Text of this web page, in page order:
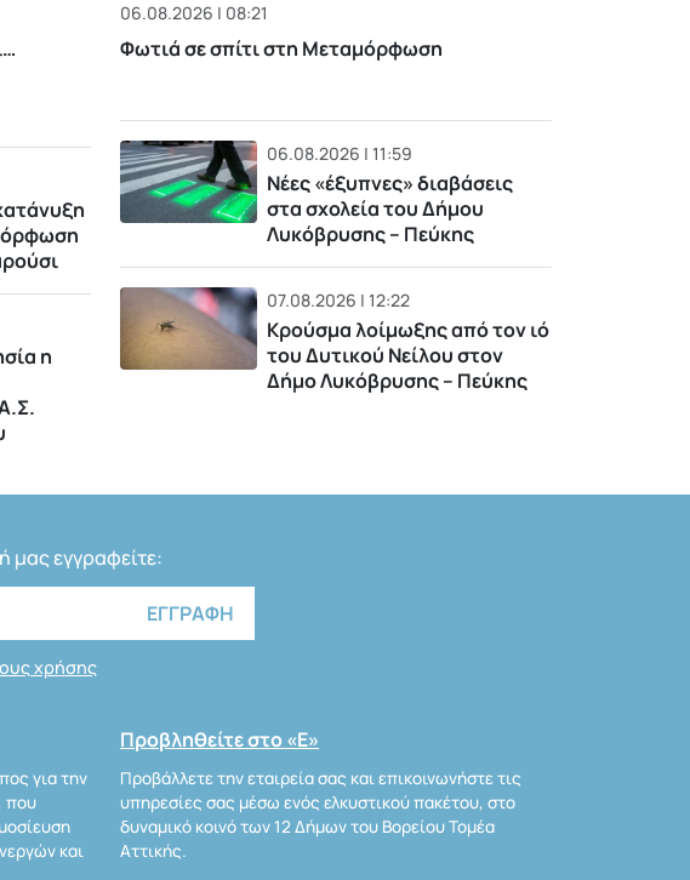
η
06.08.2026 | 08:21
Φωτιά σε σπίτι στη Μεταμόρφωση
06.08.2026 | 11:59
Νέες «έξυπνες» διαβάσεις
στα σχολεία του Δήμου
Λυκόβρυσης – Πεύκης
07.08.2026 | 12:22
Κρούσμα λοίμωξης από τον ιό
του Δυτικού Νείλου στον
Δήμο Λυκόβρυσης – Πεύκης
μας εγγραφείτε:
χρήσης
για την
που
και
Προβληθείτε στο «Ε»
Προβάλλετε την εταιρεία σας και επικοινωνήστε τις
υπηρεσίες σας μέσω ενός ελκυστικού πακέτου, στο
δυναμικό κοινό των 12 Δήμων του Βορείου Τομέα
Αττικής.